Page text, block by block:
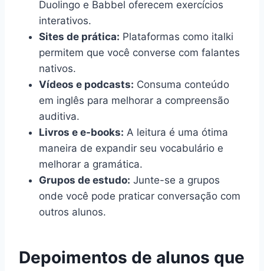
Duolingo e Babbel oferecem exercícios
interativos.
Sites de prática: Plataformas como italki
permitem que você converse com falantes
nativos.
Vídeos e podcasts: Consuma conteúdo
em inglês para melhorar a compreensão
auditiva.
Livros e e-books: A leitura é uma ótima
maneira de expandir seu vocabulário e
melhorar a gramática.
Grupos de estudo: Junte-se a grupos
onde você pode praticar conversação com
outros alunos.
Depoimentos de alunos que